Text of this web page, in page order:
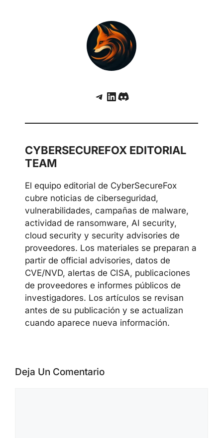
Gaslight, backdoor en Rust para macOS
que roba datos y confunde a las LLM
Telegram
LinkedIn
Discord
CYBERSECUREFOX EDITORIAL
TEAM
El equipo editorial de CyberSecureFox
cubre noticias de ciberseguridad,
vulnerabilidades, campañas de malware,
actividad de ransomware, AI security,
cloud security y security advisories de
de proveedores e informes públicos de